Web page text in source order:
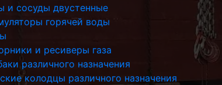
и сосуды двустенные
горячей воды
и ресиверы газа
различного назначения
колодцы различного назначения